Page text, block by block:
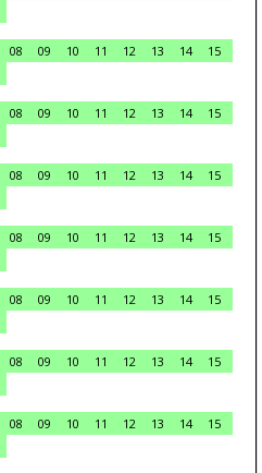
08 09 10 11 12 13 14
15
08 09 10 11 12 13 14
15
08 09 10 11 12 13 14
15
08 09 10 11 12 13 14
15
08 09 10 11 12 13 14
15
08 09 10 11 12 13 14
15
08 09 10 11 12 13 14
15